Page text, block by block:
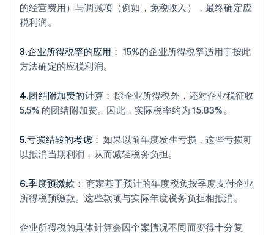
的经营费用）与调减项（例如，免税收入），最终确定应
税利润。
3.企业所得税率的应用： 15%的企业所得税率适用于按此
方法确定的应税利润。
4.团结附加费的计算： 除企业所得税外，还对企业税征收
5.5% 的团结附加费。因此，实际税率约为 15.83%。
5.亏损结转的考虑： 如果以前年度发生亏损，这些亏损可
以抵消当期利润，从而减轻税务负担。
6.季度预缴款： 商家基于预计的年度税负按季度支付企业
所得税预缴款。这些款项与实际年度税务负担相抵消。
企业所得税的具体计算会因个案情况不同而变得十分复